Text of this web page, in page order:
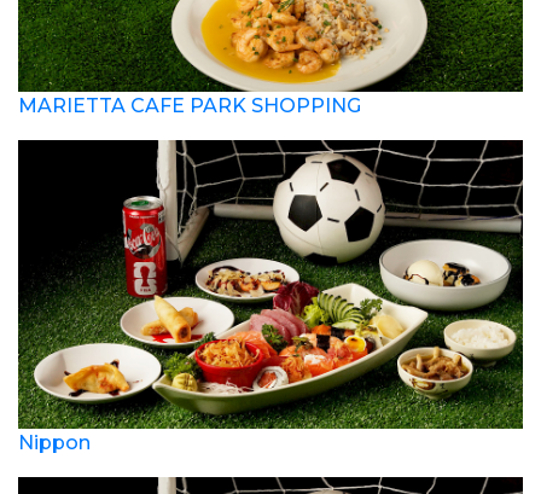
MARIETTA CAFE PARK SHOPPING
Nippon